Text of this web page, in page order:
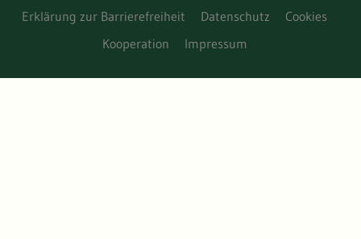
Erklärung zur Barrierefreiheit
Datenschutz
Cookies
Kooperation
Impressum